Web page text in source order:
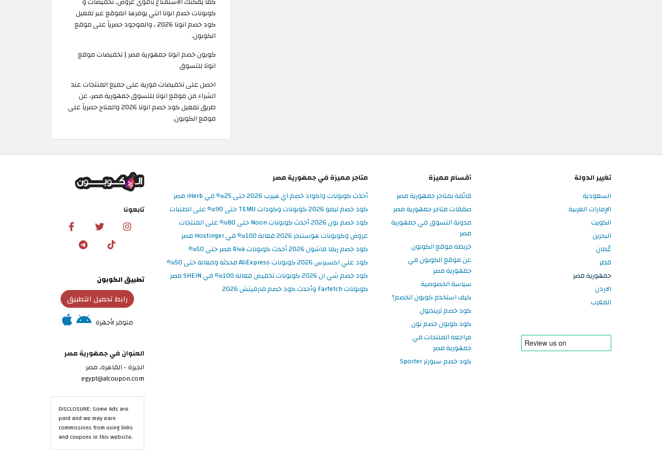
كوبونات خصم انوتا التي يوفرها الموقع عبر تفعيل
كود خصم انوتا 2026 ، والموجود حصرياً على موقع
الكوبون.
كوبون خصم انوتا جمهورية مصر | تخفيضات موقع
انوتا للتسوق
احصل على تخفيضات فورية على جميع المنتجات عند
الشراء من موقع انوتا للتسوق جمهورية مصر، عن
طريق تفعيل كود خصم انوتا 2026 والمتاح حصرياً على
موقع الكوبون.
تغيير الدولة
السعودية
الإمارات العربية
الكويت
البحرين
عُمان
قطر
جمهورية مصر
الاردن
المغرب
أقسام مميزة
قائمة بمتاجر جمهورية مصر
صفقات متاجر جمهورية مصر
مدونة التسوق في جمهورية
مصر
خريطة موقع الكوبون
عن موقع الكوبون في
جمهورية مصر
سياسة الخصوصية
كيف استخدم كوبون الخصم؟
كود خصم ترينديول
كود كوبون خصم نون
مراجعة المنتجات في
جمهورية مصر
كود خصم سبورتر Sporter
متاجر مميزة في جمهورية مصر
أحدث كوبونات واكواد خصم اي هيرب 2026 حتى 25% في iHerb مصر
كود خصم تيمو 2026 كوبونات وكودات TEMU حتى 90% على الطلبات
كود خصم نون 2026 أحدث كوبونات Noon حتى 80% على المنتجات
عروض وكوبونات هوستنجر 2026 فعالة 100% في Hostinger مصر
كود خصم ريفا فاشون 2026 أحدث كوبونات Riva مصر حتى 50%
كود علي اكسبرس 2026 كوبونات AliExpress محدثة وفعالة حتى 50%
كود خصم شي ان 2026 كوبونات تخفيض فعالة 100% في SHEIN مصر
كوبونات Farfetch وأحدث كود خصم فارفيتش 2026
تابعونا
تطبيق الكوبون
رابط تحميل التطبيق
متوفر لأجهزة
العنوان في جمهورية مصر
الجيزة - القاهرة، مصر
egypt@alcoupon.com
DISCLOSURE: Some Ads are
paid and we may earn
commissions from using links
and coupons in this website.